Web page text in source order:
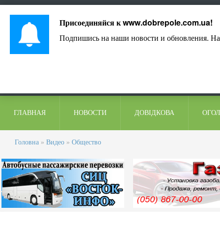
ГЛАВНАЯ НОВОСТИ ДОВІДКОВА
Головна » Видео » Общество
Присоединяйся кwww.dobrepole.com.ua!
Подпишись на наши новости и обновления.